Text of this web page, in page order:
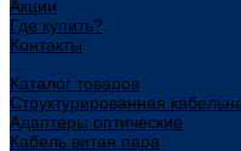
Акции
Где купить?
Контакты
Каталог товаров
Структурированная
Адаптеры оптические
Кабель витая пара